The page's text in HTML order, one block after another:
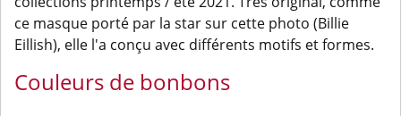
ce masque porté par la star sur cette photo (Billie
Eillish), elle l'a conçu avec différents motifs et formes.
Couleurs de bonbons